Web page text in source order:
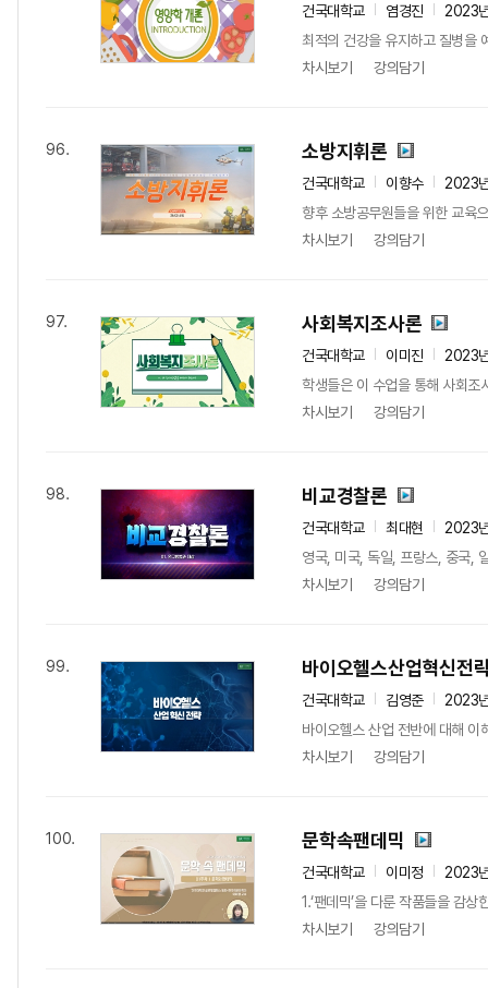
건국대학교 염경진
2023
최적의 건강을 유지하고 질병을
차시보기
강의담기
96. 소방지휘론
건국대학교 이향수
2023
향후 소방공무원들을 위한 교육
차시보기
강의담기
97. 사회복지조사론
건국대학교 이미진
2023
학생들은 이 수업을 통해 사회조
차시보기
강의담기
98. 비교경찰론
건국대학교 최대현
2023
영국, 미국, 독일, 프랑스, 중국,
차시보기
강의담기
99. 바이오헬스산업혁신전
건국대학교 김영준
2023
바이오헬스 산업 전반에 대해 이
차시보기
강의담기
100. 문학속팬데믹
건국대학교 이미정
2023
1.‘팬데믹’을 다룬 작품들을 감
차시보기
강의담기